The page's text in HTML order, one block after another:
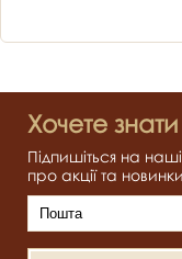
Хочете
Підпишіться на
про акції та